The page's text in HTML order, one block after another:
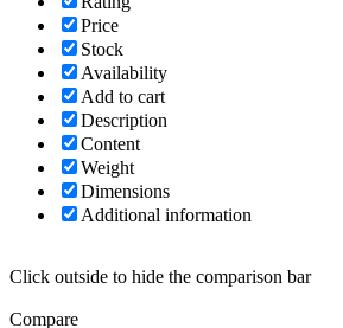
Price
Stock
Availability
Add to cart
Description
Content
Weight
Dimensions
Additional information
Click outside to hide the comparison bar
Compare